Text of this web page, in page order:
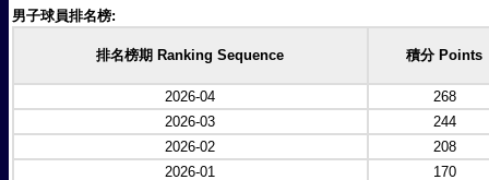
男子球員排名榜:
排名榜期 Ranking Sequence 積分 Points
2026-04
268
2026-03
244
2026-02
208
2026-01
170